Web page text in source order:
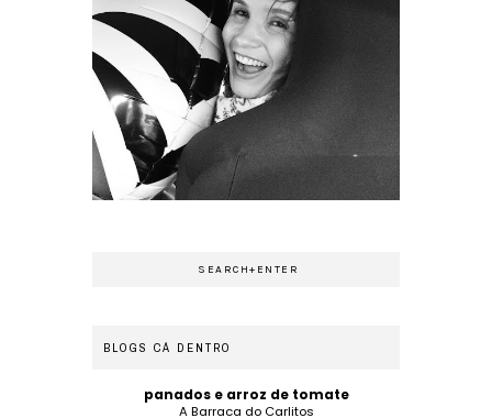
BLOGS CÁ DENTRO
panados e arroz de tomate
A Barraca do Carlitos